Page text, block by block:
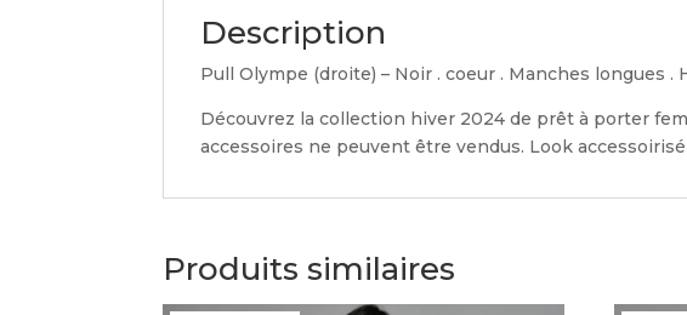
Description
Pull Olympe (droite) – Noir . coeur . Manches longues
Découvrez la collection hiver 2024 de prêt à porter
accessoires ne peuvent être vendus. Look
Produits similaires